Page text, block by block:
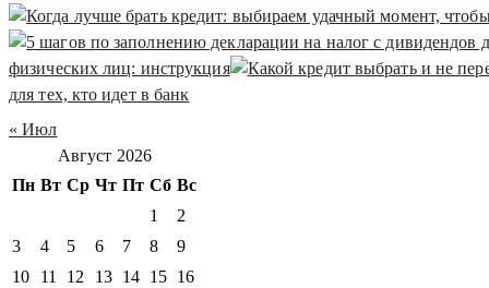
физических лиц: инструкция
для тех, кто идет в банк
« Июл
Август 2026
Пн Вт Ср Чт Пт Сб Вс
1
2
3
4 5 6 7 8
9
10
11 12 13 14 15 16